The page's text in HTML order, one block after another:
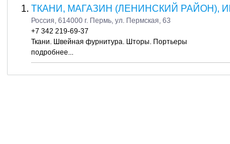
ТКАНИ, МАГАЗИН (ЛЕНИНСКИЙ РАЙОН),
Россия, 614000 г. Пермь, ул. Пермская, 63
+7 342 219-69-37
Ткани. Швейная фурнитура. Шторы. Портьеры
подробнее...